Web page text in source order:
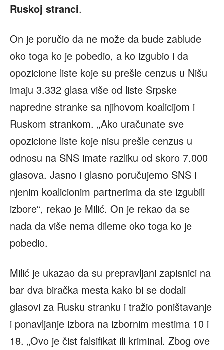
Ruskoj stranci.
On je poručio da ne može da bude zablude
oko toga ko je pobedio, a ko izgubio i da
opozicione liste koje su prešle cenzus u Nišu
imaju 3.332 glasa više od liste Srpske
napredne stranke sa njihovom koalicijom i
Ruskom strankom. „Ako uračunate sve
opozicione liste koje nisu prešle cenzus u
odnosu na SNS imate razliku od skoro 7.000
glasova. Jasno i glasno poručujemo SNS i
njenim koalicionim partnerima da ste izgubili
izbore“, rekao je Milić. On je rekao da se
nada da više nema dileme oko toga ko je
pobedio.
Milić je ukazao da su prepravljani zapisnici na
bar dva biračka mesta kako bi se dodali
glasovi za Rusku stranku i tražio poništavanje
i ponavljanje izbora na izbornim mestima 10 i
18. „Ovo je čist falsifikat ili kriminal. Zbog ove